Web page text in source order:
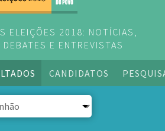
ELEIÇÕES 2018: NOTÍCIAS,
E ENTREVISTAS
CANDIDATOS